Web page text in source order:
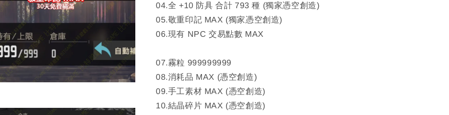
04.全 +10 防具 合計 793 種 (獨家憑空創造)
05.敬重印記 MAX (獨家憑空創造)
06.現有 NPC 交易點數 MAX
07.霧粒 999999999
08.消耗品 MAX (憑空創造)
09.手工素材 MAX (憑空創造)
10.結晶碎片 MAX (憑空創造)